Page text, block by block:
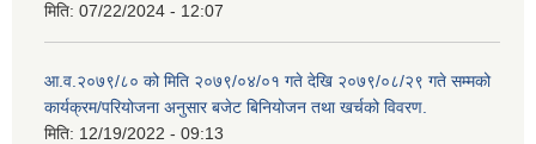
मिति: 07/22/2024 - 12:07
आ.व.२०७९/८० को मिति २०७९/०४/०१ गते देखि २०७९/०८/२९ गते सम्मको
कार्यक्रम/परियोजना अनुसार बजेट बिनियोजन तथा खर्चको विवरण.
मिति: 12/19/2022 - 09:13